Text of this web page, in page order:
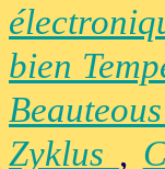
bien
Beauteous
Zyklus ,